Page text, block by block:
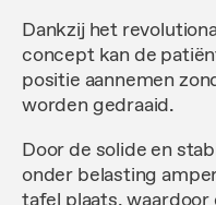
Dankzij het
concept kan de
positie aannemen
worden gedraaid.
Door de solide en
onder belasting